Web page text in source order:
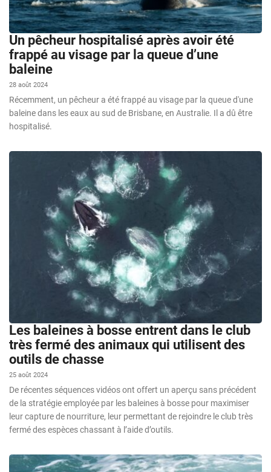
Un pêcheur hospitalisé après avoir été
frappé au visage par la queue d’une
baleine
28 août 2024
Récemment, un pêcheur a été frappé au visage par la queue d'une
baleine dans les eaux au sud de Brisbane, en Australie. Il a dû être
hospitalisé.
Les baleines à bosse entrent dans le club
très fermé des animaux qui utilisent des
outils de chasse
25 août 2024
De récentes séquences vidéos ont offert un aperçu sans précédent
de la stratégie employée par les baleines à bosse pour maximiser
leur capture de nourriture, leur permettant de rejoindre le club très
fermé des espèces chassant à l’aide d’outils.